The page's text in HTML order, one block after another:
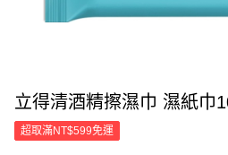
立得清酒精擦濕巾 濕紙巾
超取滿NT$599免運